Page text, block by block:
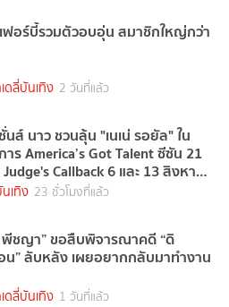
ฟอร์บี้รวมตัวอบอุ่น สมาชิกใหญ่กว่า
ดลี่บันเทิง 2 วันที่แล้ว
นส์ นาว ชวนลุ้น "เนเน่ รอยัล" ใน
าร America’s Got Talent ซีซัน 21
Callback 6 และ 13 สิงหาคม
เทิง 23 ชั่วโมงที่แล้ว
พีชญา” ขอสืบพิจารณาคดี “ดิ
น” ลับหลัง เผยอยากกลับมาทำงาน
ดลี่บันเทิง 1 วันที่แล้ว